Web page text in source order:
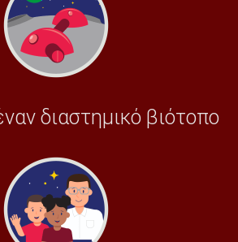
διαστημικό βιότοπο